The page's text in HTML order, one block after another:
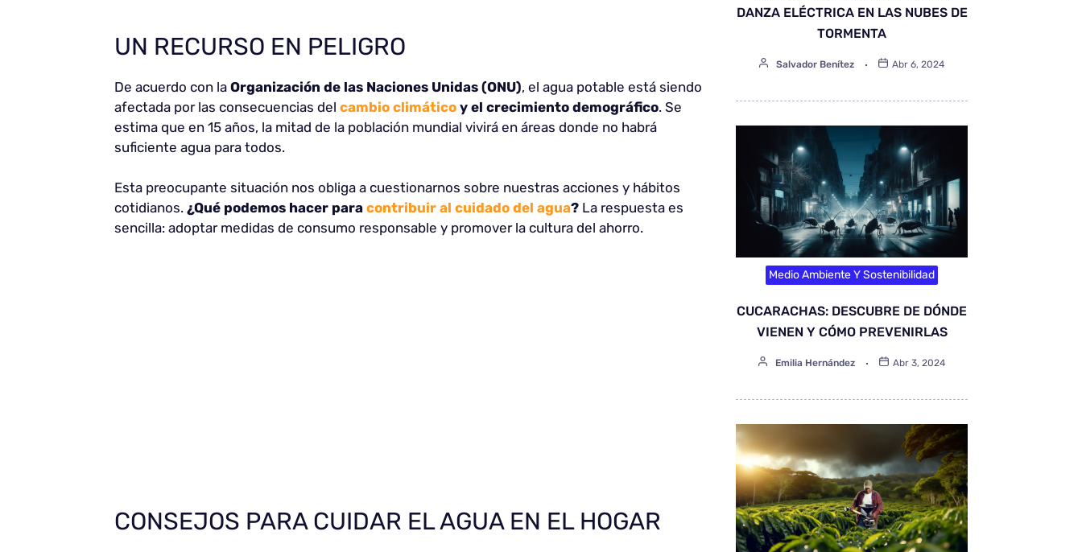
UN RECURSO EN PELIGRO
De acuerdo con la Organización de las Naciones Unidas (ONU), el agua potable está siendo
afectada por las consecuencias del cambio climático y el crecimiento demográfico. Se
estima que en 15 años, la mitad de la población mundial vivirá en áreas donde no habrá
suficiente agua para todos.
Esta preocupante situación nos obliga a cuestionarnos sobre nuestras acciones y hábitos
cotidianos. ¿Qué podemos hacer para contribuir al cuidado del agua? La respuesta es
sencilla: adoptar medidas de consumo responsable y promover la cultura del ahorro.
CONSEJOS PARA CUIDAR EL AGUA EN EL HOGAR
DANZA ELÉCTRICA EN LAS NUBES DE
TORMENTA
Salvador Benítez Abr 6, 2024
Medio Ambiente Y Sostenibilidad
CUCARACHAS: DESCUBRE DE DÓNDE
VIENEN Y CÓMO PREVENIRLAS
Emilia Hernández Abr 3, 2024